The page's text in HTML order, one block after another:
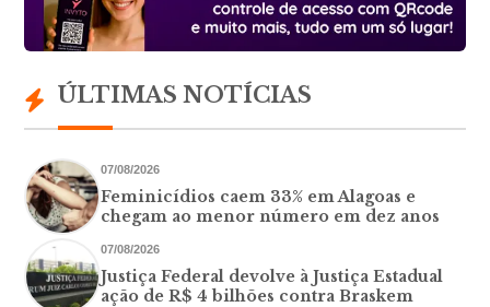
ÚLTIMAS NOTÍCIAS
07/08/2026
Feminicídios caem 33% em Alagoas e
chegam ao menor número em dez anos
07/08/2026
Justiça Federal devolve à Justiça Estadual
ação de R$ 4 bilhões contra Braskem